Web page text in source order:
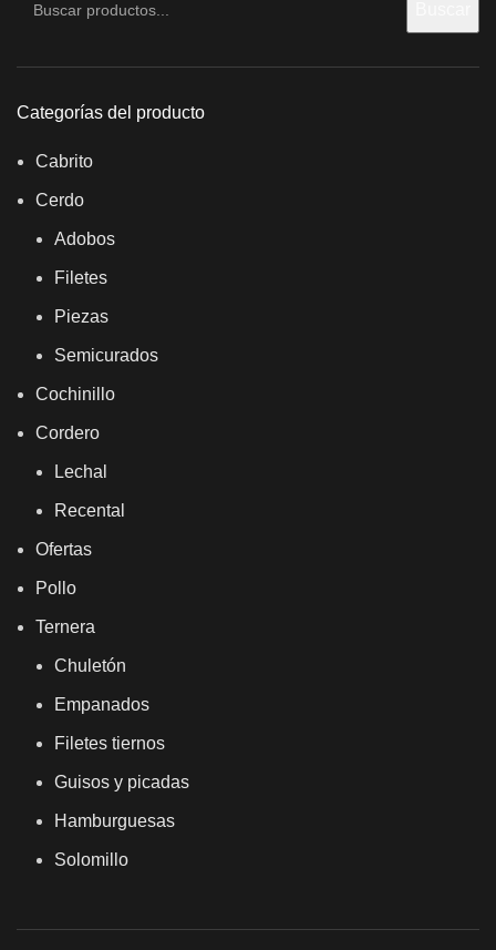
Categorías del producto
Cabrito
Cerdo
Adobos
Filetes
Piezas
Semicurados
Cochinillo
Cordero
Lechal
Recental
Ofertas
Pollo
Ternera
Chuletón
Empanados
Filetes tiernos
Guisos y picadas
Hamburguesas
Solomillo